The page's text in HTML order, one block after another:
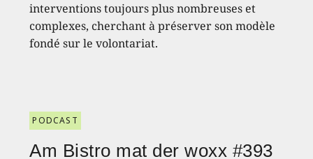
interventions toujours plus nombreuses et
complexes, cherchant à préserver son modèle
fondé sur le volontariat.
PODCAST
Am Bistro mat der woxx #393